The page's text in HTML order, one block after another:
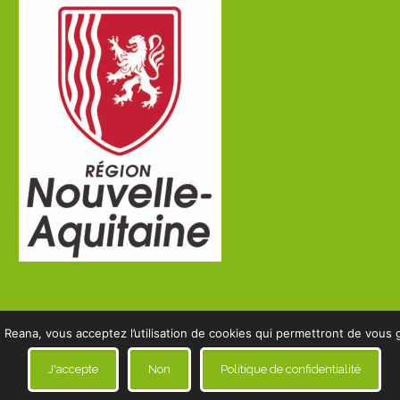
vous acceptez l’utilisation de cookies qui permettront de
J'accepte Non Politique de confidentialité